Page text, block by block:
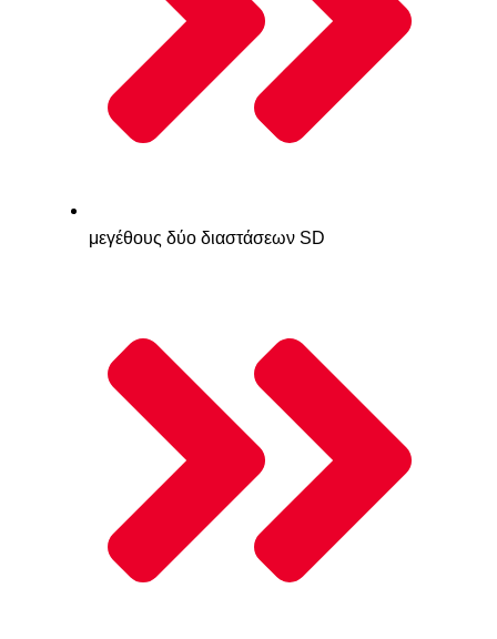
μεγέθους δύο διαστάσεων SD